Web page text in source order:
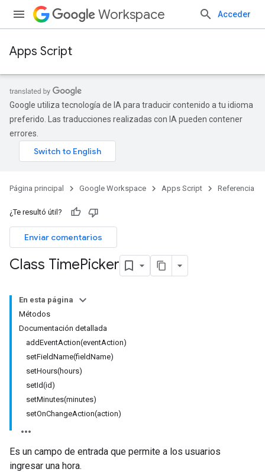
Workspace Acceder
Apps Script
Google utiliza tecnología de IA para traducir contenido a tu idioma
preferido. Las traducciones realizadas con IA pueden contener
errores.
Página principal Google Workspace Apps Script Referencia
¿Te resultó útil?
Enviar comentarios
Class TimePicker
En esta página
Métodos
Documentación detallada
addEventAction(eventAction)
setFieldName(fieldName)
setHours(hours)
setId(id)
setMinutes(minutes)
setOnChangeAction(action)
Es un campo de entrada que permite a los usuarios
ingresar una hora.